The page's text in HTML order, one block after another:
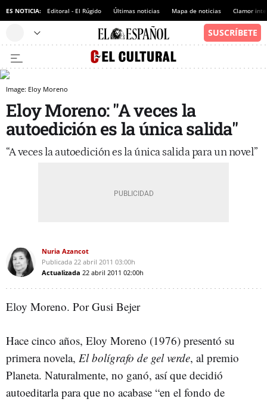
ES NOTICIA: Editoral - El Rúgido Últimas noticias Mapa de noticias Clamor
Image: Eloy Moreno
Eloy Moreno: "A veces la
autoedición es la única salida"
“A veces la autoedición es la única salida para un novel”
Nuria Azancot
Publicada 22 abril 2011 03:00h
Actualizada 22 abril 2011 02:00h
Eloy Moreno. Por Gusi Bejer
Hace cinco años, Eloy Moreno (1976) presentó su
primera novela, El bolígrafo de gel verde, al premio
Planeta. Naturalmente, no ganó, así que decidió
autoeditarla para que no acabase “en el fondo de